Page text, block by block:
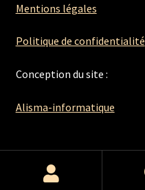
Mentions légales
Politique de confidentialité
Conception du site :
Alisma-informatique
Recherche
Recherche